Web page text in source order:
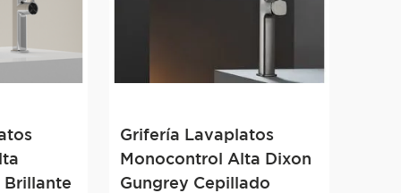
Brillante
Grifería Lavaplatos
Monocontrol Alta Dixon
Gungrey Cepillado